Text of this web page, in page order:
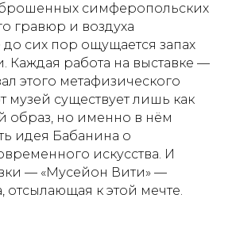
симферопольских
гравюр и воздуха
до сих пор ощущается запах
Каждая работа на выставке —
этого метафизического
музей существует лишь как
образ, но именно в нём
идея Бабанина о
искусства. И
— «Мусейон Вити» —
отсылающая к этой мечте.